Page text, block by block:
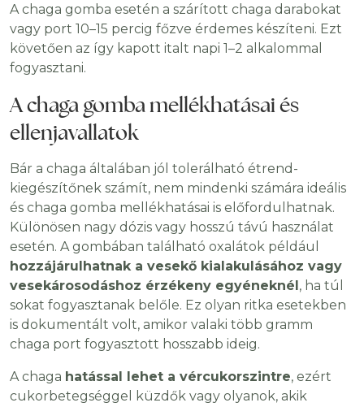
A chaga gomba esetén a szárított chaga darabokat
vagy port 10–15 percig főzve érdemes készíteni. Ezt
követően az így kapott italt napi 1–2 alkalommal
fogyasztani.
A chaga gomba mellékhatásai és
ellenjavallatok
Bár a chaga általában jól tolerálható étrend-
kiegészítőnek számít, nem mindenki számára ideális
és chaga gomba mellékhatásai is előfordulhatnak.
Különösen nagy dózis vagy hosszú távú használat
esetén. A gombában található oxalátok például
hozzájárulhatnak a vesekő kialakulásához vagy
vesekárosodáshoz érzékeny egyéneknél, ha túl
sokat fogyasztanak belőle. Ez olyan ritka esetekben
is dokumentált volt, amikor valaki több gramm
chaga port fogyasztott hosszabb ideig.
A chaga hatással lehet a vércukorszintre, ezért
cukorbetegséggel küzdők vagy olyanok, akik